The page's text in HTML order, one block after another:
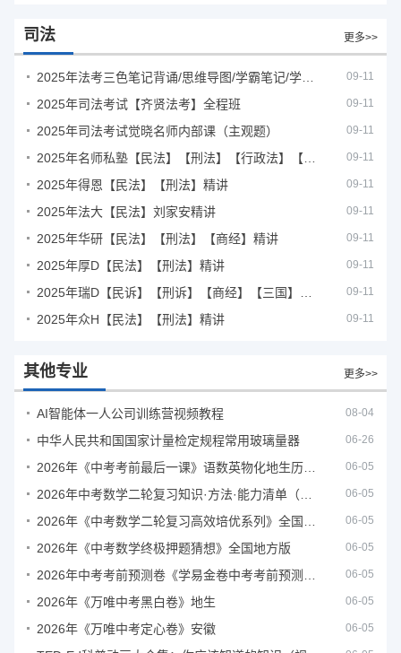
司法 更多>>
09-11
2025年司法考试【齐贤法考】全程班 09-11
2025年司法考试觉晓名师内部课（主观题） 09-11
09-11
2025年得恩【民法】【刑法】精讲 09-11
2025年法大【民法】刘家安精讲 09-11
2025年华研【民法】【刑法】【商经】精讲 09-11
2025年厚D【民法】【刑法】精讲 09-11
09-11
2025年众H【民法】【刑法】精讲 09-11
其他专业 更多>>
AI智能体一人公司训练营视频教程 08-04
中华人民共和国国家计量检定规程常用玻璃量器 06-26
06-05
06-05
06-05
2026年《中考数学终极押题猜想》全国地方版 06-05
06-05
2026年《万唯中考黑白卷》地生 06-05
2026年《万唯中考定心卷》安徽 06-05